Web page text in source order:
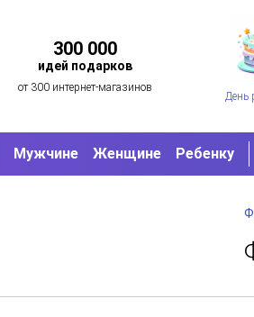
300 000
идей подарков
от 300 интернет-магазинов
День
Мужчине Женщине Ребенку